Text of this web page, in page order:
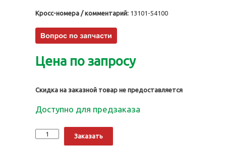
Кросс-номера / комментарий: 13101-54100
Цена по запросу
Скидка на заказной товар не предоставляется
Доступно для предзаказа
Количество
Поршни
Заказать